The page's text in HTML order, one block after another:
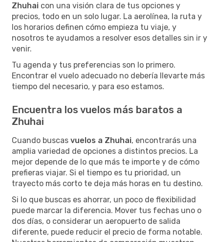
Zhuhai con una visión clara de tus opciones y
precios, todo en un solo lugar. La aerolínea, la ruta y
los horarios definen cómo empieza tu viaje, y
nosotros te ayudamos a resolver esos detalles sin ir y
venir.
Tu agenda y tus preferencias son lo primero.
Encontrar el vuelo adecuado no debería llevarte más
tiempo del necesario, y para eso estamos.
Encuentra los vuelos más baratos a
Zhuhai
Cuando buscas vuelos a Zhuhai, encontrarás una
amplia variedad de opciones a distintos precios. La
mejor depende de lo que más te importe y de cómo
prefieras viajar. Si el tiempo es tu prioridad, un
trayecto más corto te deja más horas en tu destino.
Si lo que buscas es ahorrar, un poco de flexibilidad
puede marcar la diferencia. Mover tus fechas uno o
dos días, o considerar un aeropuerto de salida
diferente, puede reducir el precio de forma notable.